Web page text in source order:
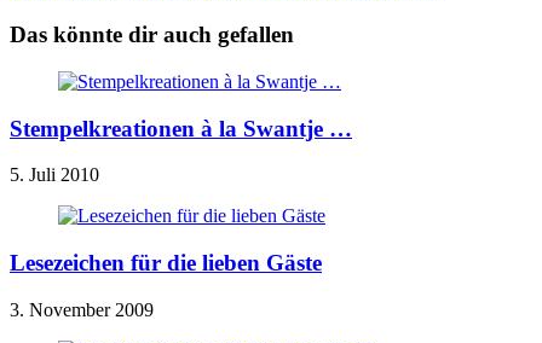
Das könnte dir auch gefallen
Stempelkreationen à la Swantje …
5. Juli 2010
Lesezeichen für die lieben Gäste
3. November 2009